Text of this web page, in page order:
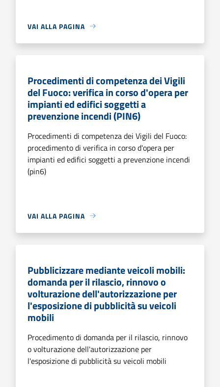
VAI ALLA PAGINA
Procedimenti di competenza dei Vigili
del Fuoco: verifica in corso d'opera per
impianti ed edifici soggetti a
prevenzione incendi (PIN6)
Procedimenti di competenza dei Vigili del Fuoco:
procedimento di verifica in corso d'opera per
impianti ed edifici soggetti a prevenzione incendi
(pin6)
VAI ALLA PAGINA
Pubblicizzare mediante veicoli mobili:
domanda per il rilascio, rinnovo o
volturazione dell'autorizzazione per
l'esposizione di pubblicità su veicoli
mobili
Procedimento di domanda per il rilascio, rinnovo
o volturazione dell'autorizzazione per
l'esposizione di pubblicità su veicoli mobili